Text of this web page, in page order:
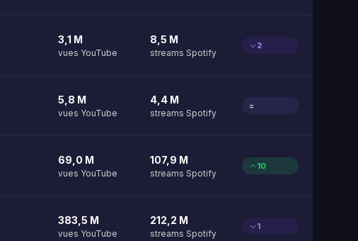
3,1 M
vues YouTube
8,5 M
streams Spotify
2
5,8 M
vues YouTube
4,4 M
streams Spotify
=
69,0 M
vues YouTube
107,9 M
streams Spotify
10
383,5 M
vues YouTube
212,2 M
streams Spotify
1